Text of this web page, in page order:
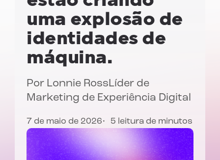
uma explosão de
identidades de
máquina.
Por Lonnie RossLíder de
Marketing de Experiência Digital
7 de maio de 2026 5 leitura de minutos